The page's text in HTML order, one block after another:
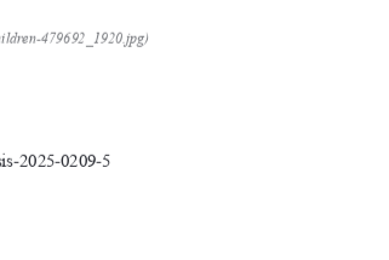
2025-0209-5
-479692_1920.jpg)